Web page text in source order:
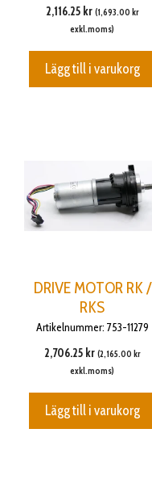
2,116.25 kr (1,693.00 kr
exkl.moms)
Lägg till i varukorg
DRIVE MOTOR RK /
RKS
Artikelnummer: 753-11279
2,706.25 kr (2,165.00 kr
exkl.moms)
Lägg till i varukorg